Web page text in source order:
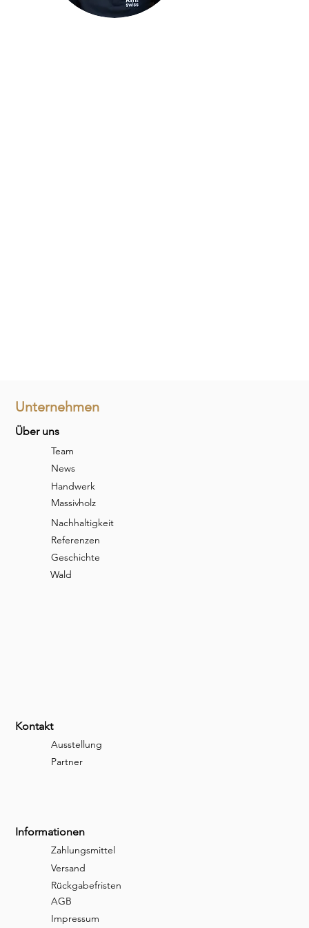
Unternehmen
Über uns
Team
News
Handwerk
Massivholz
Nachhaltigkeit
Referenzen
Geschichte
Wald
Kontakt
Ausstellung
Partner
Informationen
Zahlungsmittel
Versand
Rückgabefristen
AGB
Impressum